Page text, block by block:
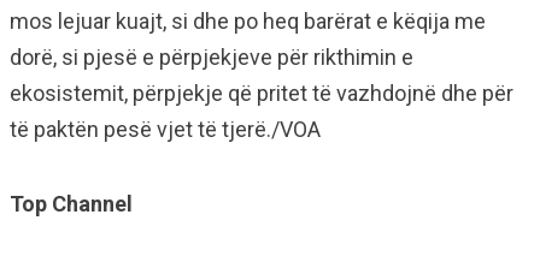
mos lejuar kuajt, si dhe po heq barërat e këqija me
dorë, si pjesë e përpjekjeve për rikthimin e
ekosistemit, përpjekje që pritet të vazhdojnë dhe për
të paktën pesë vjet të tjerë./VOA
Top Channel